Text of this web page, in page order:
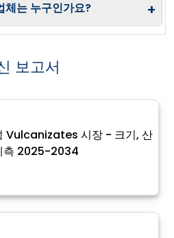
체는 누구인가요? +
보고서
Vulcanizates 시장 - 크기, 산
측 2025-2034